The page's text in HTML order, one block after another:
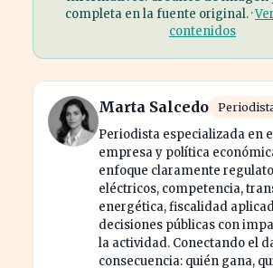
completa en la fuente original. ·
contenidos
Marta Salcedo
Periodista especializada en
empresa y política
enfoque claramente
eléctricos, competencia,
energética, fiscalidad
decisiones públicas con
la actividad. Conectando el
consecuencia: quién gana,